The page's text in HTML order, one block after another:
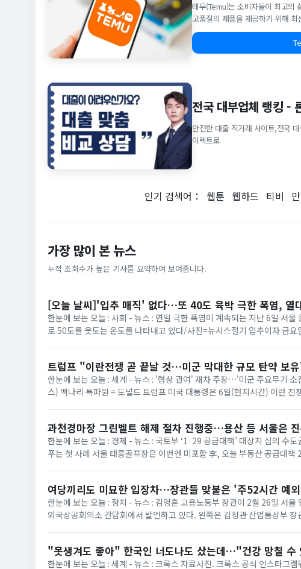
테무(Temu)는 소비자들이 최고의
고품질의 제품을 제공하기 위해
전국 대부업체 랭킹 -
안전한 대출 직거래 사이트,전국
이렉트로
인기 검색어： 웹툰 웹하드 티비
가장 많이 본 뉴스
누적 조회수가 높은 기사를 요약하여 보여줍니다.
[오늘 날씨]'입추 매직' 없다…또 40도 육박 극한 폭염, 열
한눈에 보는 오늘 : 사회 - 뉴스 : 연일 극한 폭염이 계속되는 지난 6일 서
로 50도를 웃도는 온도를 나타내고 있다/사진=뉴시스절기 입추이자 금
트럼프 "이란전쟁 곧 끝날 것…미군 막대한 규모 탄약 보
한눈에 보는 오늘 : 세계 - 뉴스 : '협상 관여' 재차 주장…'미군 주요무기
스) 백나리 특파원 = 도널드 트럼프 미국 대통령은 6일(현지시간) 이란 전
과천경마장 그린벨트 해제 절차 진행중…용산 등 서울은
한눈에 보는 오늘 : 경제 - 뉴스 : 국토부 ‘1·29 공급대책’ 대상지 심의 수
푸는 첫 사례 서울 태릉골프장은 이번엔 미포함 李, 오늘 부동산 공급대
여당끼리도 미묘한 입장차…장관들 맞붙은 '주52시간 예
한눈에 보는 오늘 : 정치 - 뉴스 : 김영훈 고용노동부 장관이 2월 26일 서
외국상공회의소 간담회에서 발언하고 있다. 왼쪽은 김정관 산업통상부
"못생겨도 좋아" 한국인 너도나도 샀는데…"건강 망칠
한눈에 보는 오늘 : 세계 - 뉴스 : 크록스 자료사진. 크록스 공식 인스타그